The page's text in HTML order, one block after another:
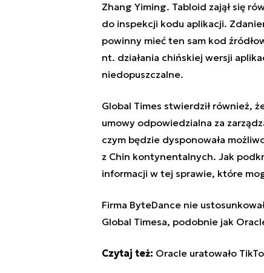
Zhang Yiming. Tabloid zajął się
do inspekcji kodu aplikacji.
powinny mieć ten sam kod
nt. działania chińskiej wersji
niedopuszczalne.
Global Times stwierdził również,
umowy odpowiedzialna za
czym będzie dysponowała
z Chin kontynentalnych. Jak
informacji w tej sprawie, które
Firma ByteDance nie
Global Timesa, podobnie jak
Czytaj też: Oracle uratowało